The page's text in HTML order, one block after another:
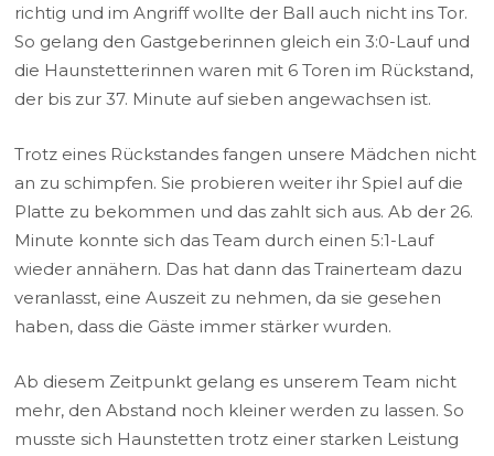
richtig und im Angriff wollte der Ball auch nicht ins Tor.
So gelang den Gastgeberinnen gleich ein 3:0-Lauf und
die Haunstetterinnen waren mit 6 Toren im Rückstand,
der bis zur 37. Minute auf sieben angewachsen ist.
Trotz eines Rückstandes fangen unsere Mädchen nicht
an zu schimpfen. Sie probieren weiter ihr Spiel auf die
Platte zu bekommen und das zahlt sich aus. Ab der 26.
Minute konnte sich das Team durch einen 5:1-Lauf
wieder annähern. Das hat dann das Trainerteam dazu
veranlasst, eine Auszeit zu nehmen, da sie gesehen
haben, dass die Gäste immer stärker wurden.
Ab diesem Zeitpunkt gelang es unserem Team nicht
mehr, den Abstand noch kleiner werden zu lassen. So
musste sich Haunstetten trotz einer starken Leistung